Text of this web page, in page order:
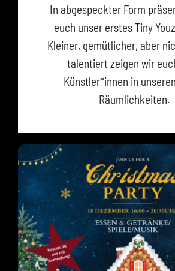
In abgespeckter Form
euch unser erstes Tiny
Kleiner, gemütlicher, aber
talentiert zeigen wir
Künstler*innen in
Räumlichkeiten.